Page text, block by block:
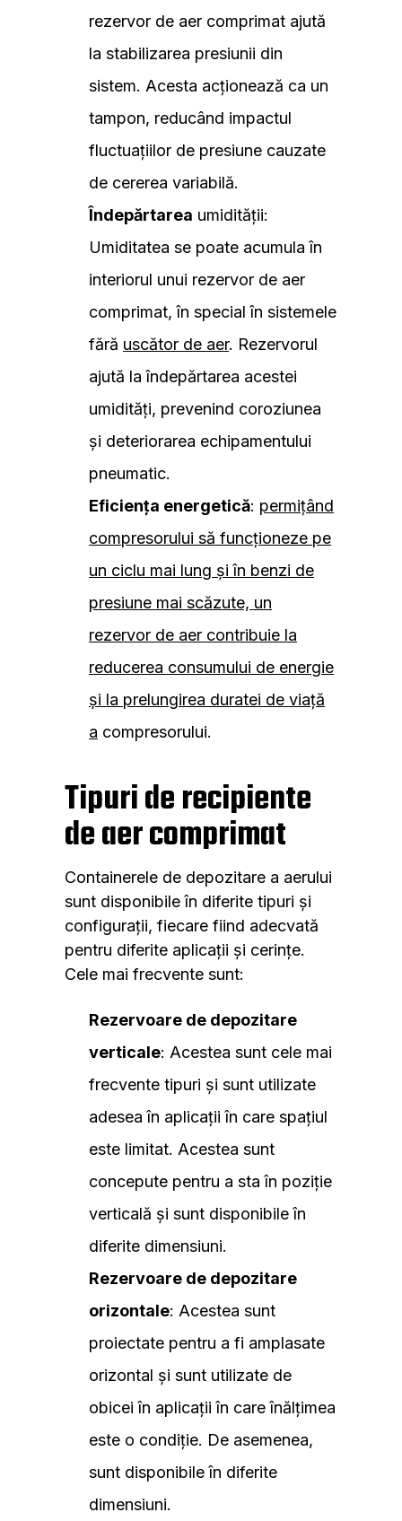
rezervor de aer comprimat ajută
la stabilizarea presiunii din
sistem. Acesta acționează ca un
tampon, reducând impactul
fluctuațiilor de presiune cauzate
de cererea variabilă.
Îndepărtarea umidității:
Umiditatea se poate acumula în
interiorul unui rezervor de aer
comprimat, în special în sistemele
fără uscător de aer. Rezervorul
ajută la îndepărtarea acestei
umidități, prevenind coroziunea
și deteriorarea echipamentului
pneumatic.
Eficiența energetică: permițând
compresorului să funcționeze pe
un ciclu mai lung și în benzi de
presiune mai scăzute, un
rezervor de aer contribuie la
reducerea consumului de energie
și la prelungirea duratei de viață
a compresorului.
Tipuri de recipiente
de aer comprimat
Containerele de depozitare a aerului
sunt disponibile în diferite tipuri și
configurații, fiecare fiind adecvată
pentru diferite aplicații și cerințe.
Cele mai frecvente sunt:
Rezervoare de depozitare
verticale: Acestea sunt cele mai
frecvente tipuri și sunt utilizate
adesea în aplicații în care spațiul
este limitat. Acestea sunt
concepute pentru a sta în poziție
verticală și sunt disponibile în
diferite dimensiuni.
Rezervoare de depozitare
orizontale: Acestea sunt
proiectate pentru a fi amplasate
orizontal și sunt utilizate de
obicei în aplicații în care înălțimea
este o condiție. De asemenea,
sunt disponibile în diferite
dimensiuni.